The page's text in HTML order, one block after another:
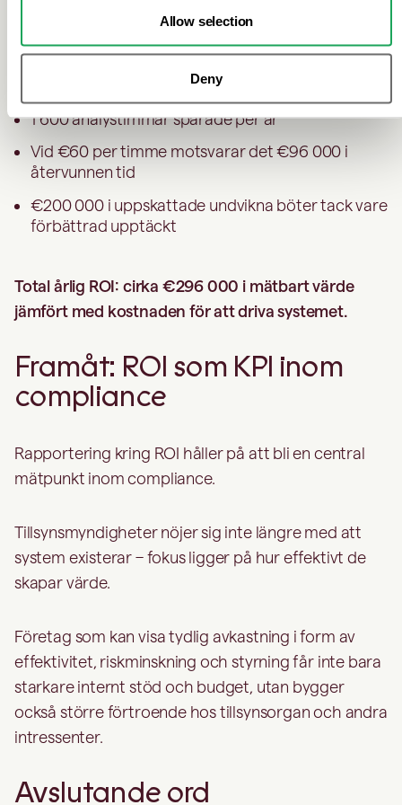
Allow selection
Deny
3 200 färre falska varningar per månad
1 600 analystimmar sparade per år
Vid €60 per timme motsvarar det €96 000 i
återvunnen tid
€200 000 i uppskattade undvikna böter tack vare
förbättrad upptäckt
Total årlig ROI: cirka €296 000 i mätbart värde
jämfört med kostnaden för att driva systemet.
Framåt: ROI som KPI inom
compliance
Rapportering kring ROI håller på att bli en central
mätpunkt inom compliance.
Tillsynsmyndigheter nöjer sig inte längre med att
system existerar – fokus ligger på hur effektivt de
skapar värde.
Företag som kan visa tydlig avkastning i form av
effektivitet, riskminskning och styrning får inte bara
starkare internt stöd och budget, utan bygger
också större förtroende hos tillsynsorgan och andra
intressenter.
Avslutande ord